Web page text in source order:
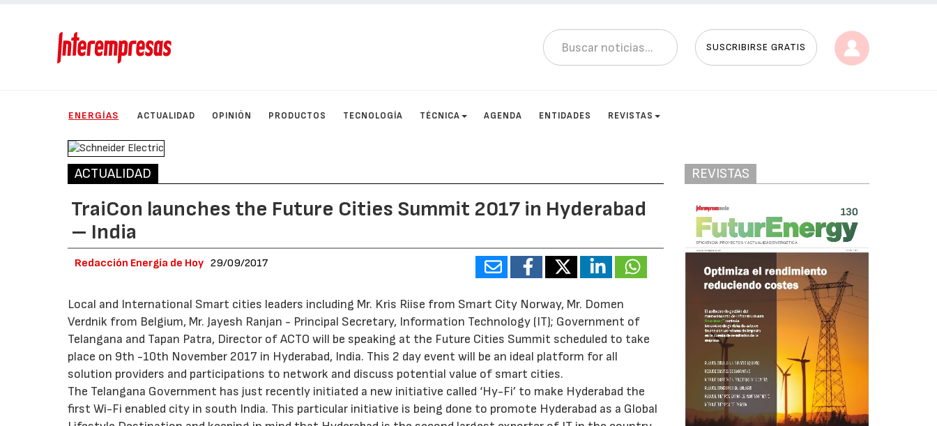
SUSCRIBIRSE GRATIS
ENERGÍAS ACTUALIDAD OPINIÓN PRODUCTOS TECNOLOGÍA TÉCNICA AGENDA ENTIDADES REVISTAS
ACTUALIDAD
TraiCon launches the Future Cities Summit 2017 in Hyderabad
– India
Redacción Energía de Hoy 29/09/2017
Local and International Smart cities leaders including Mr. Kris Riise from Smart City Norway, Mr. Domen
Verdnik from Belgium, Mr. Jayesh Ranjan - Principal Secretary, Information Technology (IT); Government of
Telangana and Tapan Patra, Director of ACTO will be speaking at the Future Cities Summit scheduled to take
place on 9th -10th November 2017 in Hyderabad, India. This 2 day event will be an ideal platform for all
solution providers and participations to network and discuss potential value of smart cities.
The Telangana Government has just recently initiated a new initiative called ‘Hy-Fi’ to make Hyderabad the
first Wi-Fi enabled city in south India. This particular initiative is being done to promote Hyderabad as a Global
REVISTAS